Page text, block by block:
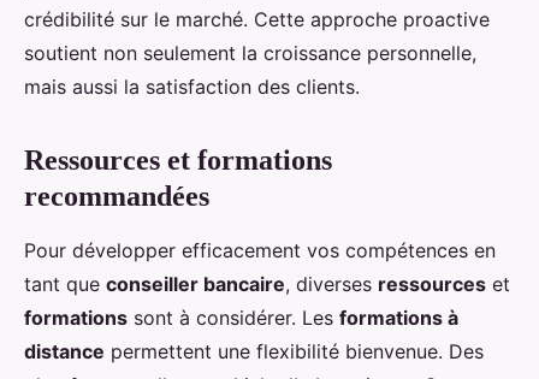
crédibilité sur le marché. Cette approche proactive
soutient non seulement la croissance personnelle,
mais aussi la satisfaction des clients.
Ressources et formations
recommandées
Pour développer efficacement vos compétences en
tant que conseiller bancaire, diverses ressources et
formations sont à considérer. Les formations à
distance permettent une flexibilité bienvenue. Des